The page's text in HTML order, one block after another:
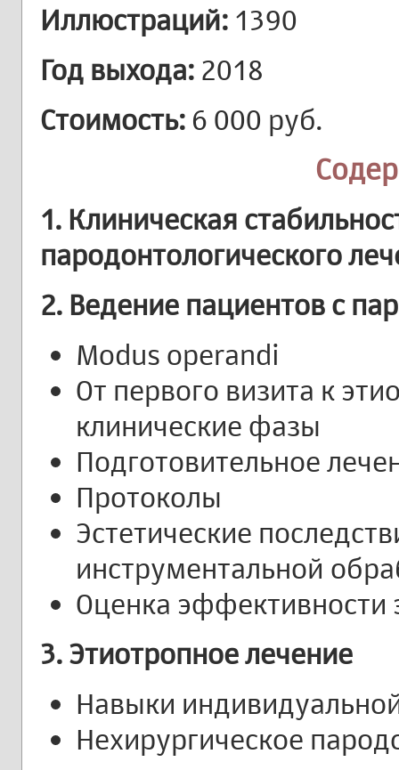
Иллюстраций: 1390
Год выхода: 2018
Стоимость: 6 000 руб.
1. Клиническая
пародонтологического
2. Ведение пациентов с
Modus operandi
От первого визита к
клинические фазы
Подготовительное
Протоколы
Эстетические
инструментальной
Оценка эффективности
3. Этиотропное лечение
Навыки
Нехирургическое